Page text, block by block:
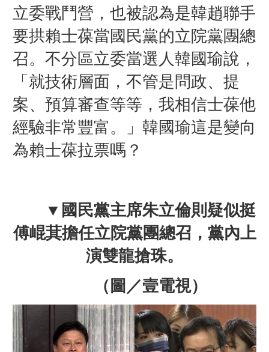
立委戰鬥營，也被認為是韓趙聯手
要拱賴士葆當國民黨的立院黨團總
召。不分區立委當選人韓國瑜說，
「就技術層面，不管是問政、提
案、預算審查等等，我相信士葆他
經驗非常豐富。」 韓國瑜這是變向
為賴士葆拉票嗎？
▼國民黨主席朱立倫則疑似挺
傅崐萁擔任立院黨團總召 ，黨內上
演雙龍搶珠。
（圖／壹電視）